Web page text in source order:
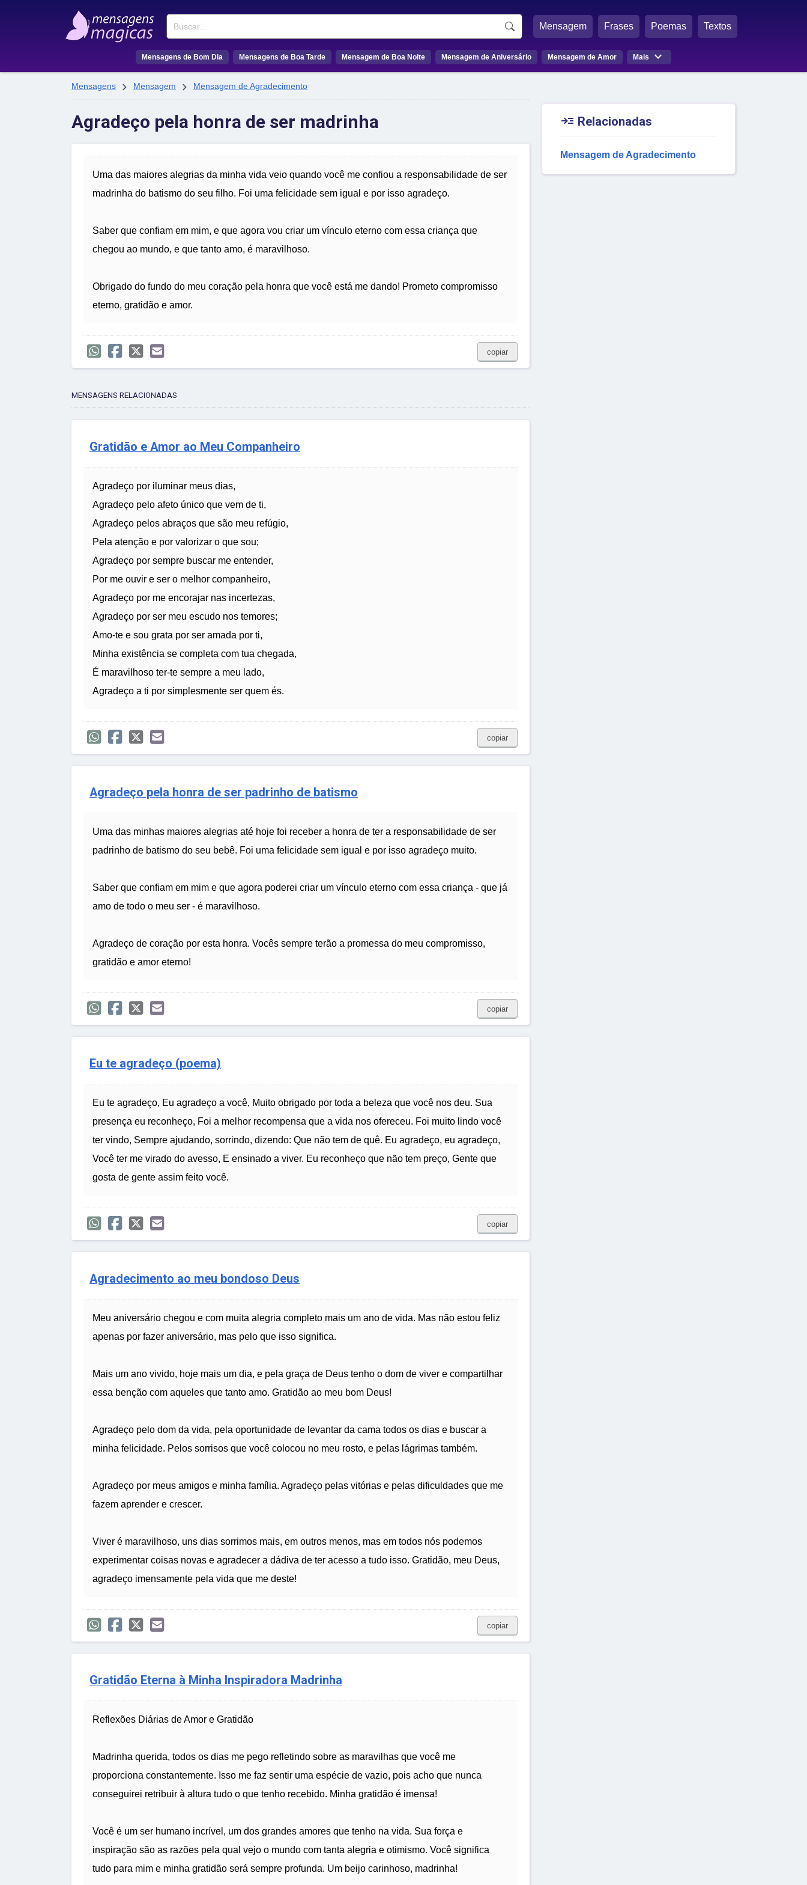
Buscar Mensagem Frases Poemas Textos
Mensagens de Bom Dia Mensagens de Boa Tarde Mensagem de Boa Noite Mensagem de Aniversário Mensagem de Amor Mais 
Mensagens  Mensagem  Mensagem de Agradecimento
Agradeço pela honra de ser madrinha
Uma das maiores alegrias da minha vida veio quando você me confiou a responsabilidade de ser
madrinha do batismo do seu filho. Foi uma felicidade sem igual e por isso agradeço.
Saber que confiam em mim, e que agora vou criar um vínculo eterno com essa criança que
chegou ao mundo, e que tanto amo, é maravilhoso.
Obrigado do fundo do meu coração pela honra que você está me dando! Prometo compromisso
eterno, gratidão e amor.
copiar
MENSAGENS RELACIONADAS
Gratidão e Amor ao Meu Companheiro
Agradeço por iluminar meus dias,
Agradeço pelo afeto único que vem de ti,
Agradeço pelos abraços que são meu refúgio,
Pela atenção e por valorizar o que sou;
Agradeço por sempre buscar me entender,
Por me ouvir e ser o melhor companheiro,
Agradeço por me encorajar nas incertezas,
Agradeço por ser meu escudo nos temores;
Amo-te e sou grata por ser amada por ti,
Minha existência se completa com tua chegada,
É maravilhoso ter-te sempre a meu lado,
Agradeço a ti por simplesmente ser quem és.
copiar
Agradeço pela honra de ser padrinho de batismo
Uma das minhas maiores alegrias até hoje foi receber a honra de ter a responsabilidade de ser
padrinho de batismo do seu bebê. Foi uma felicidade sem igual e por isso agradeço muito.
Saber que confiam em mim e que agora poderei criar um vínculo eterno com essa criança - que já
amo de todo o meu ser - é maravilhoso.
Agradeço de coração por esta honra. Vocês sempre terão a promessa do meu compromisso,
gratidão e amor eterno!
copiar
Eu te agradeço (poema)
Eu te agradeço, Eu agradeço a você, Muito obrigado por toda a beleza que você nos deu. Sua
presença eu reconheço, Foi a melhor recompensa que a vida nos ofereceu. Foi muito lindo você
ter vindo, Sempre ajudando, sorrindo, dizendo: Que não tem de quê. Eu agradeço, eu agradeço,
Você ter me virado do avesso, E ensinado a viver. Eu reconheço que não tem preço, Gente que
gosta de gente assim feito você.
copiar
Agradecimento ao meu bondoso Deus
Meu aniversário chegou e com muita alegria completo mais um ano de vida. Mas não estou feliz
apenas por fazer aniversário, mas pelo que isso significa.
Mais um ano vivido, hoje mais um dia, e pela graça de Deus tenho o dom de viver e compartilhar
essa benção com aqueles que tanto amo. Gratidão ao meu bom Deus!
Agradeço pelo dom da vida, pela oportunidade de levantar da cama todos os dias e buscar a
minha felicidade. Pelos sorrisos que você colocou no meu rosto, e pelas lágrimas também.
Agradeço por meus amigos e minha família. Agradeço pelas vitórias e pelas dificuldades que me
fazem aprender e crescer.
Viver é maravilhoso, uns dias sorrimos mais, em outros menos, mas em todos nós podemos
experimentar coisas novas e agradecer a dádiva de ter acesso a tudo isso. Gratidão, meu Deus,
agradeço imensamente pela vida que me deste!
copiar
Gratidão Eterna à Minha Inspiradora Madrinha
Reflexões Diárias de Amor e Gratidão
Madrinha querida, todos os dias me pego refletindo sobre as maravilhas que você me
proporciona constantemente. Isso me faz sentir uma espécie de vazio, pois acho que nunca
conseguirei retribuir à altura tudo o que tenho recebido. Minha gratidão é imensa!
Você é um ser humano incrível, um dos grandes amores que tenho na vida. Sua força e
inspiração são as razões pela qual vejo o mundo com tanta alegria e otimismo. Você significa
tudo para mim e minha gratidão será sempre profunda. Um beijo carinhoso, madrinha!
 Relacionadas
Mensagem de Agradecimento